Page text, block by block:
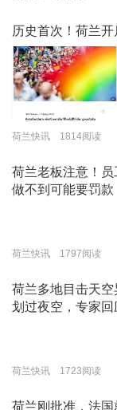
历史首次！荷兰
荷兰快讯 1814阅读
荷兰老板注意！
做不到可能要罚款
荷兰快讯 1797阅读
荷兰多地目击天
划过夜空，专家
荷兰快讯 1723阅读
荷兰刚批准，法